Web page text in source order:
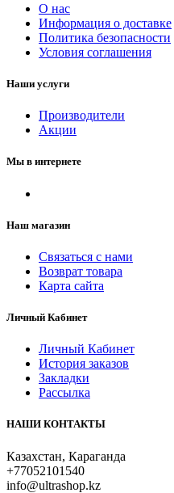
О нас
Информация о доставке
Политика безопасности
Условия соглашения
Наши услуги
Производители
Акции
Мы в интернете
Наш магазин
Связаться с нами
Возврат товара
Карта сайта
Личный Кабинет
Личный Кабинет
История заказов
Закладки
Рассылка
НАШИ КОНТАКТЫ
Казахстан, Караганда
+77052101540
info@ultrashop.kz